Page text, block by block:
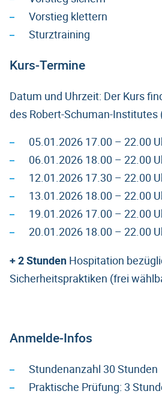
Vorstieg klettern
Sturztraining
Kurs-Termine
Datum und Uhrzeit: Der Kurs
des Robert-Schuman-Institutes
05.01.2026 17.00 – 22.00
06.01.2026 18.00 – 22.00
12.01.2026 17.30 – 22.00
13.01.2026 18.00 – 22.00
19.01.2026 17.00 – 22.00
20.01.2026 18.00 – 22.00
+ 2 Stunden Hospitation
Sicherheitspraktiken (frei
Anmelde-Infos
Stundenanzahl 30 Stunden
Praktische Prüfung: 3